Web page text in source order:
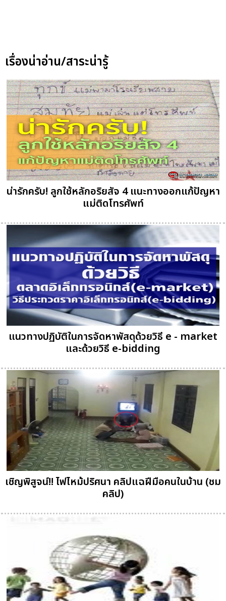
เรื่องน่าอ่าน/สาระน่ารู้
น่ารักครับ! ลูกใช้หลักอริยสัจ 4 แนะทางออกแก้ปัญหา
แม่ติดโทรศัพท์
แนวทางปฏิบัติในการจัดหาพัสดุด้วยวิธี e - market
และด้วยวิธี e-bidding
เชิญพิสูจน์!! ไฟไหม้ปริศนา คลิปแฉฝีมือคนในบ้าน (ชม
คลิป)